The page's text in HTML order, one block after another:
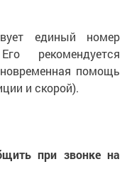
единый номер
рекомендуется
помощь
и скорой).
при звонке на